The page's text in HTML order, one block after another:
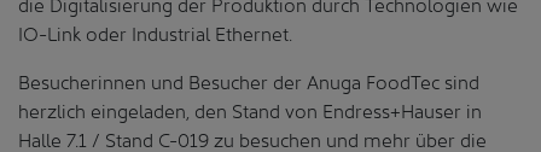
IO-Link oder Industrial Ethernet.
Besucherinnen und Besucher der Anuga FoodTec sind
herzlich eingeladen, den Stand von Endress+Hauser in
Halle 7.1 / Stand C-019 zu besuchen und mehr über die